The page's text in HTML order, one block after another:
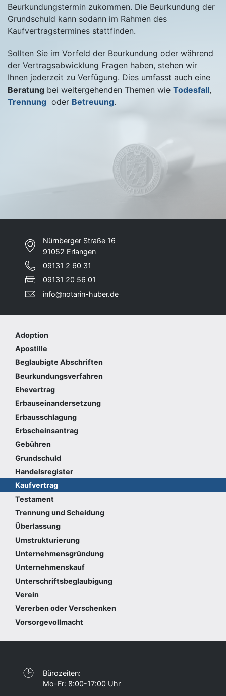
Beurkundungstermin zukommen. Die Beurkundung der
Grundschuld kann sodann im Rahmen des
Kaufvertragstermines stattfinden.
Sollten Sie im Vorfeld der Beurkundung oder während
der Vertragsabwicklung Fragen haben, stehen wir
Ihnen jederzeit zu Verfügung. Dies umfasst auch eine
Beratung bei weitergehenden Themen wie Todesfall,
Trennung oder Betreuung.
Nürnberger Straße 16
91052 Erlangen
09131 2 60 31
09131 20 56 01
info@notarin-huber.de
Adoption
Apostille
Beglaubigte Abschriften
Beurkundungsverfahren
Ehevertrag
Erbauseinandersetzung
Erbausschlagung
Erbscheinsantrag
Gebühren
Grundschuld
Handelsregister
Kaufvertrag
Testament
Trennung und Scheidung
Überlassung
Umstrukturierung
Unternehmensgründung
Unternehmenskauf
Unterschriftsbeglaubigung
Verein
Vererben oder Verschenken
Vorsorgevollmacht
Bürozeiten:
Mo-Fr: 8:00-17:00 Uhr